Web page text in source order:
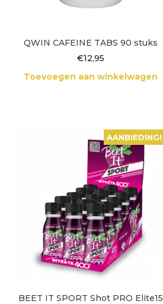
QWIN CAFEINE TABS 90 stuks
€12,95
Toevoegen aan winkelwagen
AANBIEDING!
BEET IT SPORT Shot PRO Elite15